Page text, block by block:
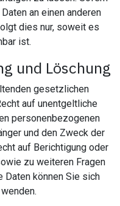
an einen anderen
dies nur, soweit es
ist.
und Löschung
gesetzlichen
auf unentgeltliche
personenbezogenen
und den Zweck der
auf Berichtigung oder
zu weiteren Fragen
Daten können Sie sich